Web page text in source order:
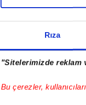
Rıza
"Sitelerimizde reklam
Bu çerezler,